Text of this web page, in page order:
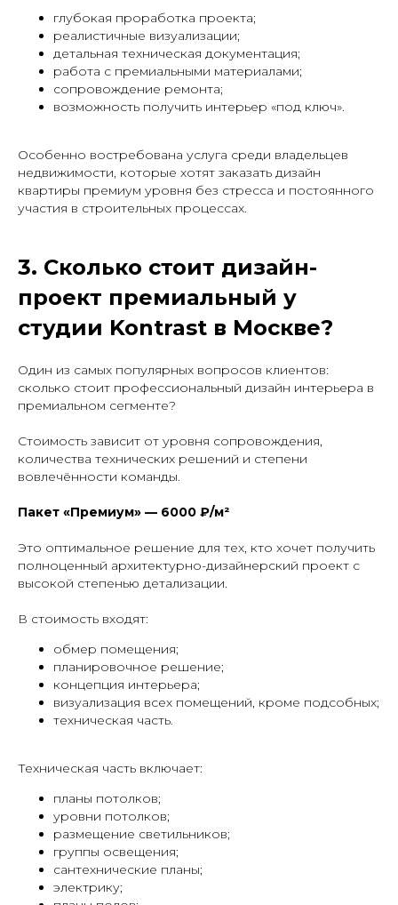
глубокая проработка проекта;
реалистичные визуализации;
детальная техническая документация;
работа с премиальными материалами;
сопровождение ремонта;
возможность получить интерьер «под ключ».
Особенно востребована услуга среди владельцев
недвижимости, которые хотят заказать дизайн
квартиры премиум уровня без стресса и постоянного
участия в строительных процессах.
3. Сколько стоит дизайн-
проект премиальный у
студии Kontrast в Москве?
Один из самых популярных вопросов клиентов:
сколько стоит профессиональный дизайн интерьера в
премиальном сегменте?
Стоимость зависит от уровня сопровождения,
количества технических решений и степени
вовлечённости команды.
Пакет «Премиум» — 6000 ₽/м²
Это оптимальное решение для тех, кто хочет получить
полноценный архитектурно-дизайнерский проект с
высокой степенью детализации.
В стоимость входят:
обмер помещения;
планировочное решение;
концепция интерьера;
визуализация всех помещений, кроме подсобных;
техническая часть.
Техническая часть включает:
планы потолков;
уровни потолков;
размещение светильников;
группы освещения;
сантехнические планы;
электрику;